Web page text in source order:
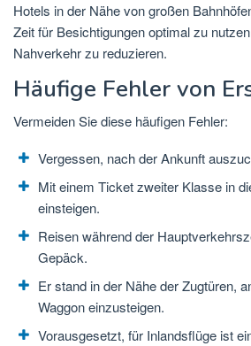
Hotels in der Nähe von großen
Zeit für Besichtigungen optimal zu
Nahverkehr zu reduzieren.
Häufige Fehler von
Vermeiden Sie diese häufigen Fehler:
Vergessen, nach der Ankunft
Mit einem Ticket zweiter Klasse in
einsteigen.
Reisen während der
Gepäck.
Er stand in der Nähe der Zugtüren,
Waggon einzusteigen.
Vorausgesetzt, für Inlandsflüge ist